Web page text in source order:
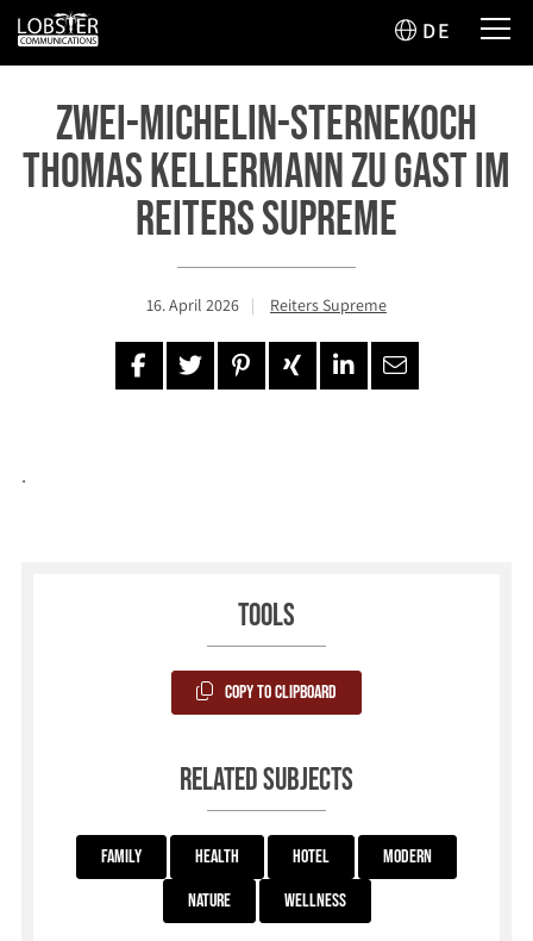
DE
Zwei-Michelin-Sternekoch
Thomas Kellermann zu Gast im
Reiters Supreme
16. April 2026 Reiters Supreme
.
Tools
Copy to Clipboard
Related subjects
Family Health Hotel
Modern
Nature
Wellness